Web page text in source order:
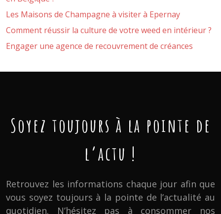
Les Maisons de Champagne à visiter à Epernay
Comment réussir la culture de votre weed en intérieur ?
Engager une agence de recouvrement de créances
Soyez toujours à la pointe de
l’actu !
Retrouvez les informations chaque jour afin que
vous soyez toujours à la pointe de l’actualité au
quotidien. N’hésitez pas à consommer nos